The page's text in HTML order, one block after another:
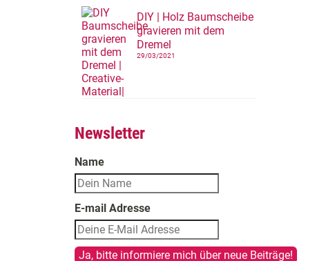
DIY | Holz Baumscheibe
gravieren mit dem
Dremel
29/03/2021
Newsletter
Name
E-mail Adresse